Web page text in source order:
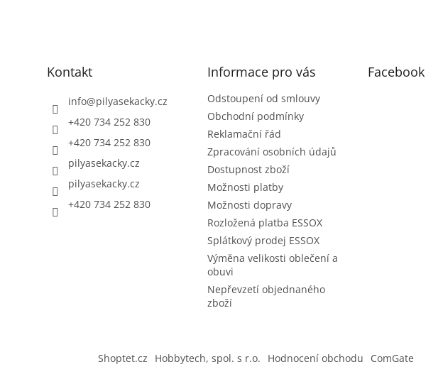
Kontakt
info@pilyasekacky.cz
+420 734 252 830
+420 734 252 830
pilyasekacky.cz
pilyasekacky.cz
+420 734 252 830
Informace pro vás
Odstoupení od smlouvy
Obchodní podmínky
Reklamační řád
Zpracování osobních údajů
Dostupnost zboží
Možnosti platby
Možnosti dopravy
Rozložená platba ESSOX
Splátkový prodej ESSOX
Výměna velikosti oblečení a
obuvi
Nepřevzetí objednaného
zboží
Facebook
Shoptet.cz Hobbytech, spol. s r.o. Hodnocení obchodu ComGate